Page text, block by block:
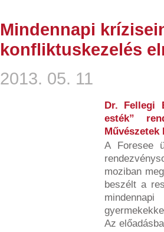
Mindennapi
konfliktuskezelés
2013. 05. 11
Dr. Fellegi
esték”
Művészetek
A Foresee
moziban
beszélt a
mindennapi
Az